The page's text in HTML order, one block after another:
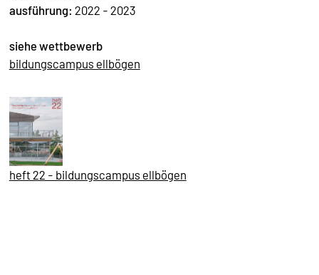
ausführung: 2022 - 2023
siehe wettbewerb
bildungscampus ellbögen
heft 22 - bildungscampus ellbögen